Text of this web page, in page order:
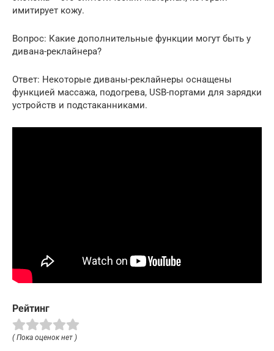
имитирует кожу.
Вопрос: Какие дополнительные функции могут быть у
дивана-реклайнера?
Ответ: Некоторые диваны-реклайнеры оснащены
функцией массажа, подогрева, USB-портами для зарядки
устройств и подстаканниками.
Рейтинг
( Пока оценок нет )